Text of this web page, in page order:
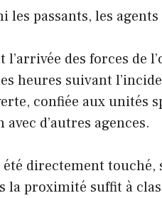
les passants, les
l’arrivée des forces de
heures suivant
confiée aux unités
d’autres agences.
directement touché,
proximité suffit à